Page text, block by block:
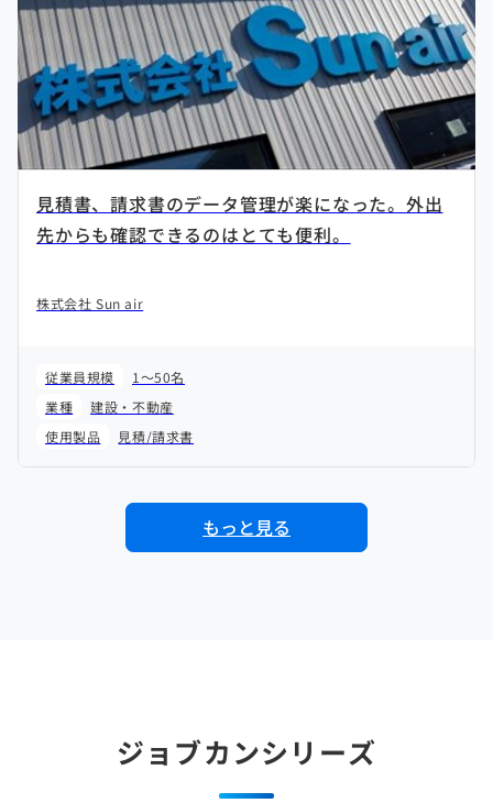
見積書、請求書のデータ管理が楽になった。外出
先からも確認できるのはとても便利。
株式会社 Sun air
従業員規模
1～50名
業種
建設・不動産
使用製品
見積/請求書
もっと見る
ジョブカンシリーズ